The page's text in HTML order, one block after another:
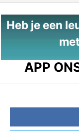
Heb je een
APP